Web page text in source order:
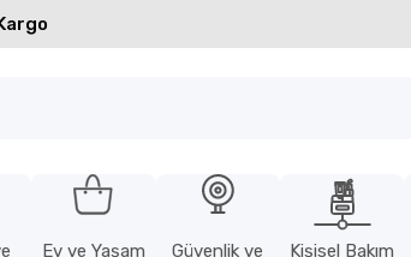
Ev ve Yaşam
Güvenlik ve
Kişisel Bakım